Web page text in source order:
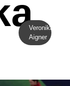
Veronika
Aigner